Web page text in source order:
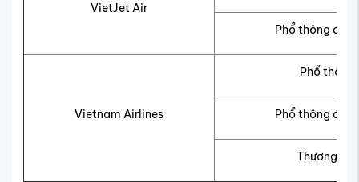
VietJet Air
Phổ thông đặc
Vietnam Airlines
Phổ thông
Phổ thông đặc
Thương gia